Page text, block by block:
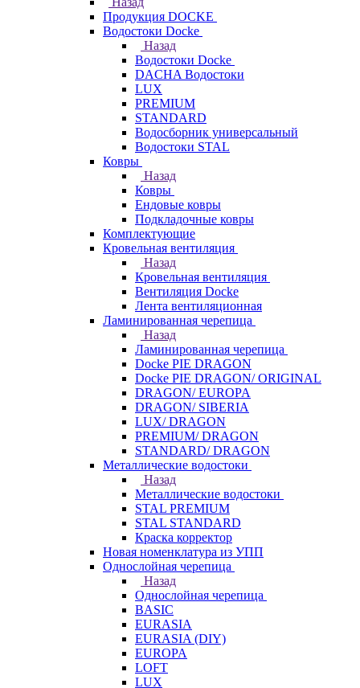
Продукция DOCKE
Водостоки Docke
Назад
Водостоки Docke
DACHA Водостоки
LUX
PREMIUM
STANDARD
Водосборник универсальный
Водостоки STAL
Ковры
Назад
Ковры
Ендовые ковры
Подкладочные ковры
Комплектующие
Кровельная вентиляция
Назад
Кровельная вентиляция
Вентиляция Docke
Лента вентиляционная
Ламинированная черепица
Назад
Ламинированная черепица
Docke PIE DRAGON
Docke PIE DRAGON/ ORIGINAL
DRAGON/ EUROPA
DRAGON/ SIBERIA
LUX/ DRAGON
PREMIUM/ DRAGON
STANDARD/ DRAGON
Металлические водостоки
Назад
Металлические водостоки
STAL PREMIUM
STAL STANDARD
Краска корректор
Новая номенклатура из УПП
Однослойная черепица
Назад
Однослойная черепица
BASIC
EURASIA
EURASIA (DIY)
EUROPA
LOFT
LUX